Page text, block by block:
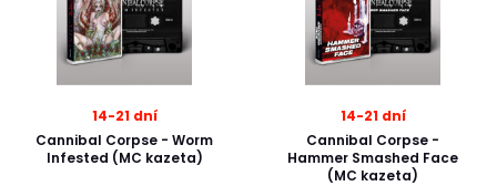
14-21 dní
Cannibal Corpse - Worm
Infested (MC kazeta)
14-21 dní
Cannibal Corpse -
Hammer Smashed Face
(MC kazeta)